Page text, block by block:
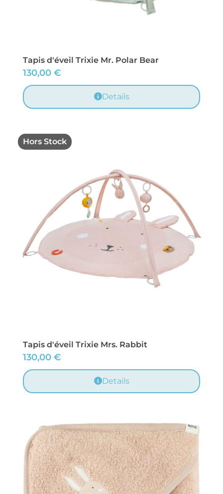
Tapis d'éveil Trixie Mr. Polar Bear
130,00 €
Details
Hors Stock
Tapis d'éveil Trixie Mrs. Rabbit
130,00 €
Details